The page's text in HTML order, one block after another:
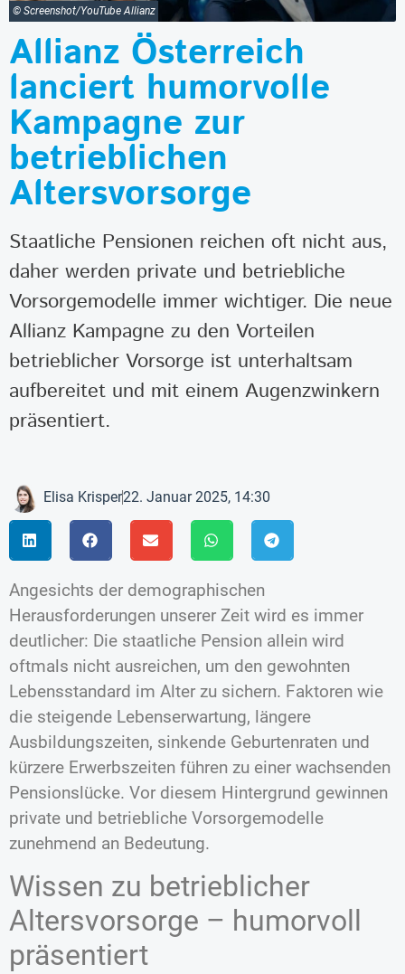
© Screenshot/YouTube Allianz
Allianz Österreich
lanciert humorvolle
Kampagne zur
betrieblichen
Altersvorsorge
Staatliche Pensionen reichen oft nicht aus,
daher werden private und betriebliche
Vorsorgemodelle immer wichtiger. Die neue
Allianz Kampagne zu den Vorteilen
betrieblicher Vorsorge ist unterhaltsam
aufbereitet und mit einem Augenzwinkern
präsentiert.
Elisa Krisper22. Januar 2025, 14:30
Angesichts der demographischen
Herausforderungen unserer Zeit wird es immer
deutlicher: Die staatliche Pension allein wird
oftmals nicht ausreichen, um den gewohnten
Lebensstandard im Alter zu sichern. Faktoren wie
die steigende Lebenserwartung, längere
Ausbildungszeiten, sinkende Geburtenraten und
kürzere Erwerbszeiten führen zu einer wachsenden
Pensionslücke. Vor diesem Hintergrund gewinnen
private und betriebliche Vorsorgemodelle
zunehmend an Bedeutung.
Wissen zu betrieblicher
Altersvorsorge – humorvoll
präsentiert